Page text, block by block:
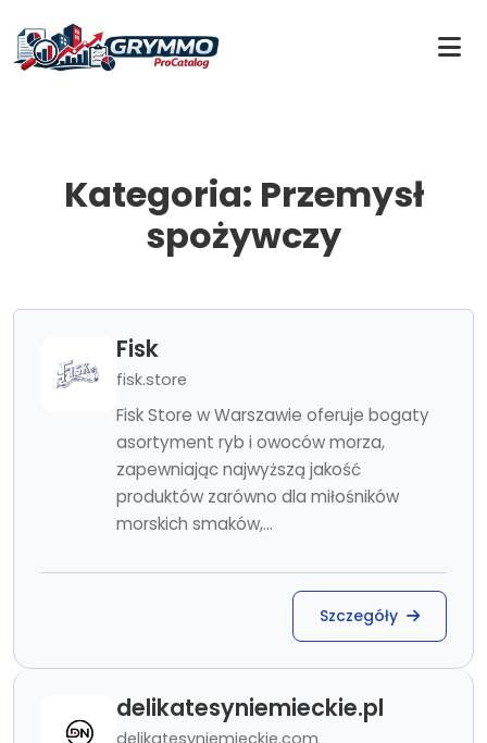
Kategoria: Przemysł
spożywczy
Fisk
fisk.store
Fisk Store w Warszawie oferuje bogaty
asortyment ryb i owoców morza,
zapewniając najwyższą jakość
produktów zarówno dla miłośników
morskich smaków,...
Szczegóły
delikatesyniemieckie.pl
delikatesyniemieckie.com